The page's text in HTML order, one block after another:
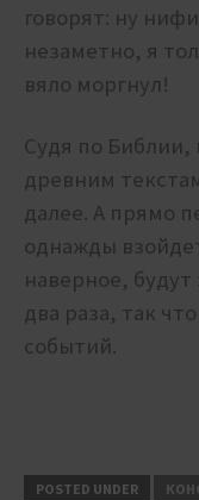
говорят: ну
незаметно, я
вяло моргнул!
Судя по Библии,
древним
далее. А прямо
однажды
наверное, будут
два раза, так
событий.
POSTED UNDER